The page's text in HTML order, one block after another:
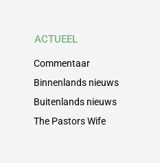
ACTUEEL
Commentaar
Binnenlands nieuws
Buitenlands nieuws
The Pastors Wife